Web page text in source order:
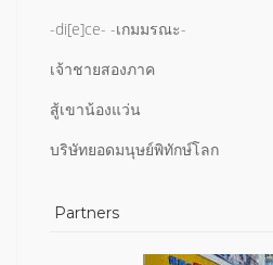
-di[e]ce- -เกมมรณะ-
เจ้าชายสองภาค
สู้เขาน้องแว่น
บริษัทยอดมนุษย์พิทักษ์โลก
Partners